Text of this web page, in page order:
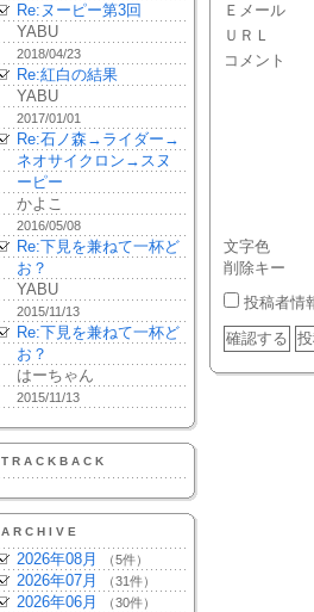
Re:ヌーピー第3回
YABU
2018/04/23
Re:紅白の結果
YABU
2017/01/01
Re:石ノ森→ライダー→
ネオサイクロン→スヌ
ーピー
かよこ
2016/05/08
Re:下見を兼ねて一杯ど
お？
YABU
2015/11/13
Re:下見を兼ねて一杯ど
お？
はーちゃん
2015/11/13
TRACKBACK
ARCHIVE
2026年08月 （5件）
2026年07月 （31件）
2026年06月 （30件）
Ｅメール
ＵＲＬ
コメント
文字色
削除キー
投稿者情